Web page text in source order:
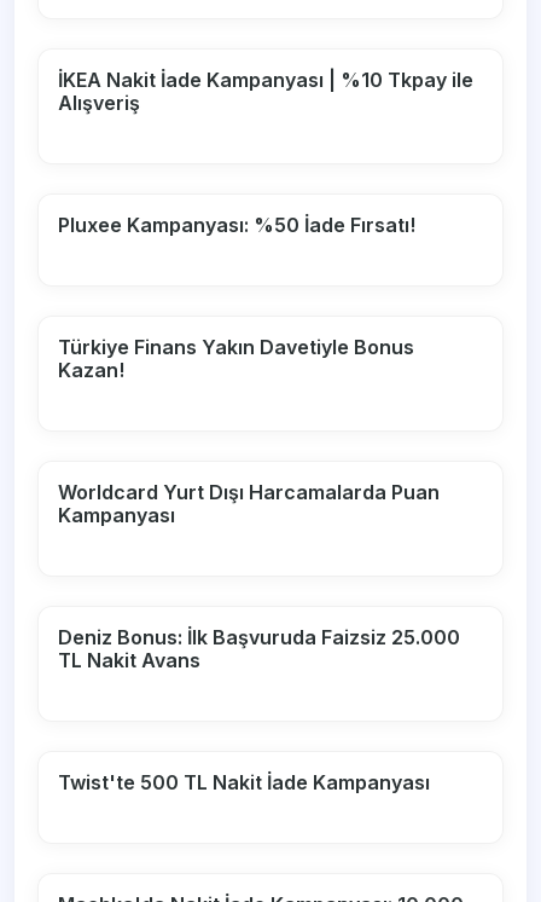
İKEA Nakit İade Kampanyası | %10 Tkpay ile
Alışveriş
Pluxee Kampanyası: %50 İade Fırsatı!
Türkiye Finans Yakın Davetiyle Bonus
Kazan!
Worldcard Yurt Dışı Harcamalarda Puan
Kampanyası
Deniz Bonus: İlk Başvuruda Faizsiz 25.000
TL Nakit Avans
Twist'te 500 TL Nakit İade Kampanyası